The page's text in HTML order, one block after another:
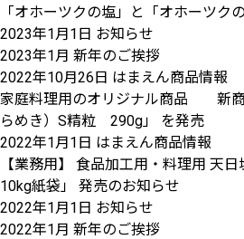
「オホーツクの塩」と「オホーツク
2023年1月1日 お知らせ
2023年1月 新年のご挨拶
2022年10月26日 はまえん商品情報
家庭料理用のオリジナル商品 新
らめき）S精粒 290g」 を発売
2022年1月1日 はまえん商品情報
【業務用】 食品加工用・料理用 天日
10kg紙袋」 発売のお知らせ
2022年1月1日 お知らせ
2022年1月 新年のご挨拶